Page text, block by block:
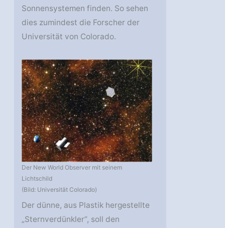
Sonnensystemen finden. So sehen
dies zumindest die Forscher der
Universität von Colorado.
Der New World Observer mit seinem
Lichtschild
(Bild: Universität Colorado)
Der dünne, aus Plastik hergestellte
„Sternverdünkler“, soll den